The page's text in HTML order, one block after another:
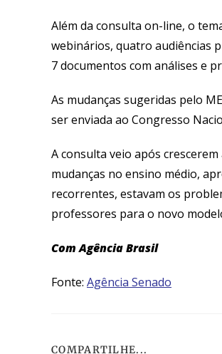
Além da consulta on-line, o
webinários, quatro audiências
7 documentos com análises e
As mudanças sugeridas pelo
ser enviada ao Congresso
A consulta veio após
mudanças no ensino médio,
recorrentes, estavam os
professores para o novo
Com Agência Brasil
Fonte: Agência Senado
COMPARTILHE...